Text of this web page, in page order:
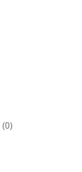
(0)